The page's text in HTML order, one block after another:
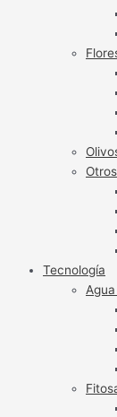
Otros
Tecnología